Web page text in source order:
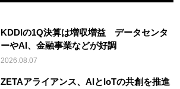
KDDIの1Q決算は増収増益 データセンタ
ーやAI、金融事業などが好調
2026.08.07
ZETAアライアンス、AIとIoTの共創を推進